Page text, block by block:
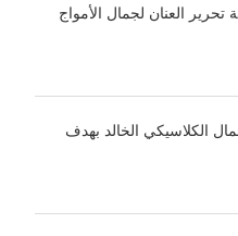
تحرير العنان لجمال الأمواج
الكلاسيكي الخالد بهدف